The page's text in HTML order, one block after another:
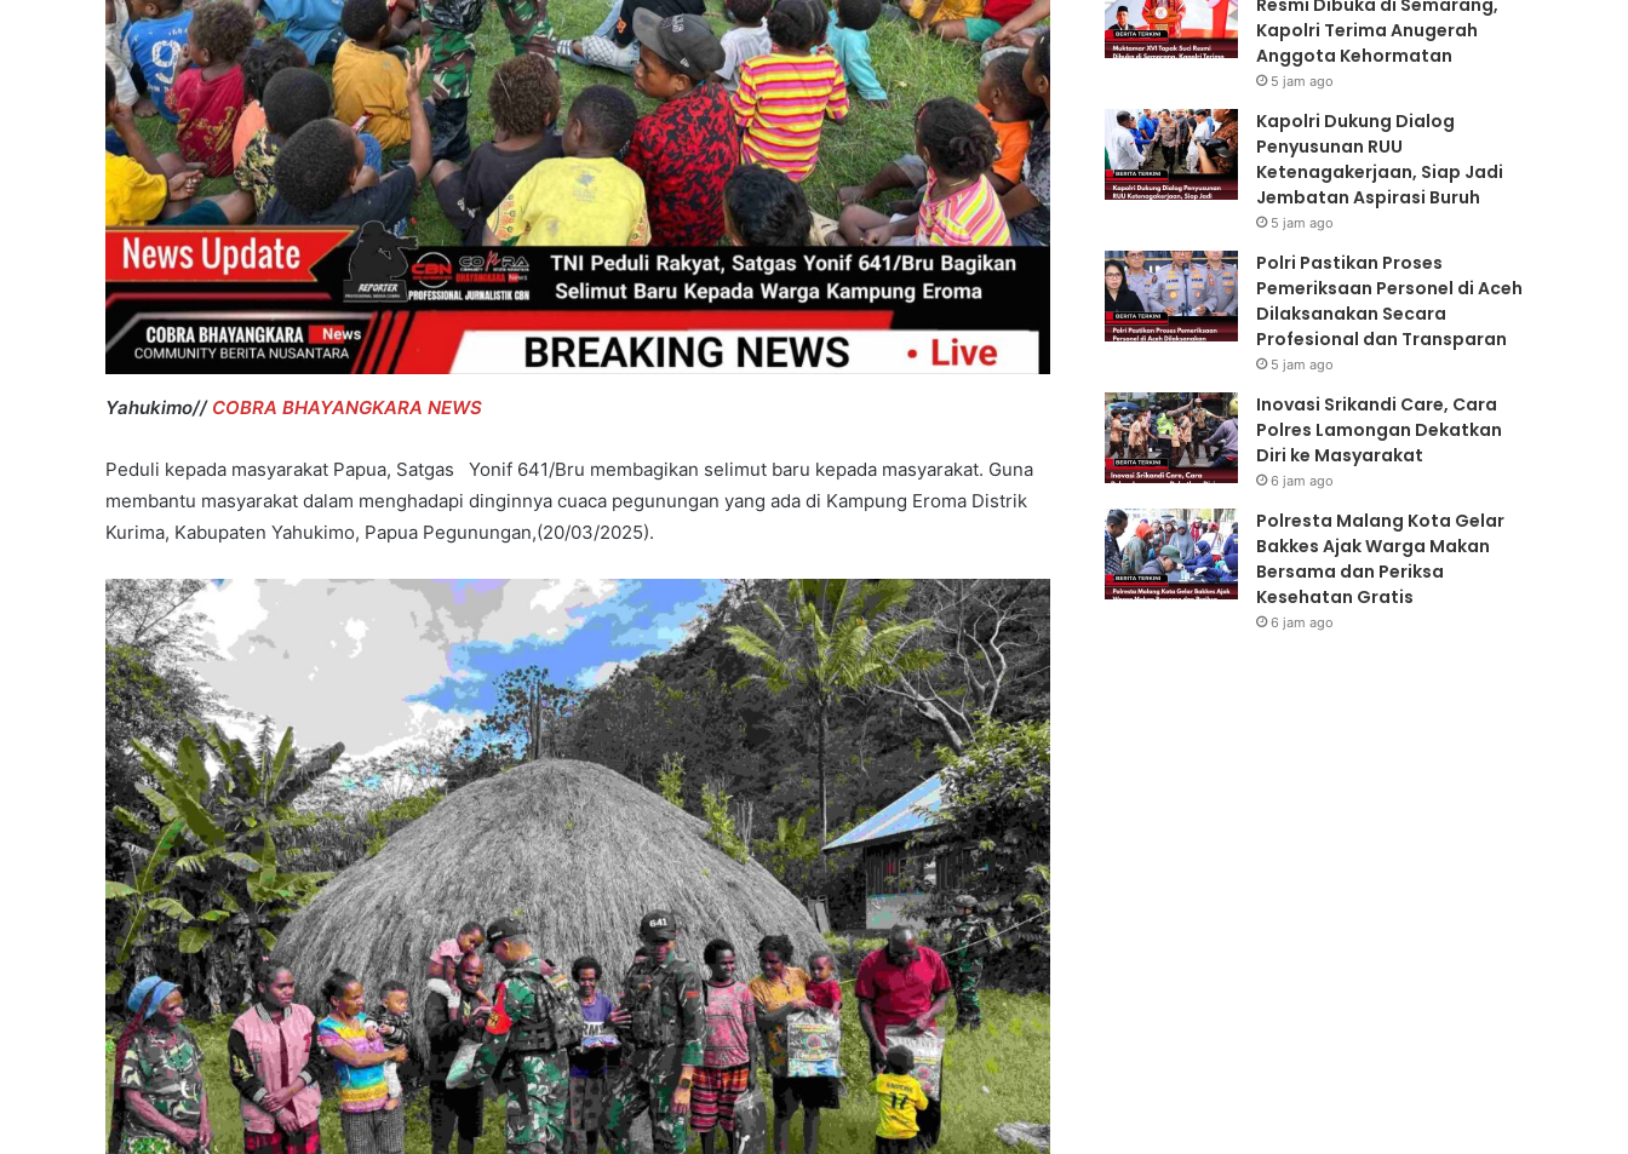
Yahukimo// COBRA BHAYANGKARA NEWS
Peduli kepada masyarakat Papua, Satgas Yonif 641/Bru membagikan selimut baru kepada masyarakat. Guna
membantu masyarakat dalam menghadapi dinginnya cuaca pegunungan yang ada di Kampung Eroma Distrik
Kurima, Kabupaten Yahukimo, Papua Pegunungan,(20/03/2025).
Resmi Dibuka di Semarang,
Kapolri Terima Anugerah
Anggota Kehormatan
5 jam ago
Kapolri Dukung Dialog
Penyusunan RUU
Ketenagakerjaan, Siap Jadi
Jembatan Aspirasi Buruh
5 jam ago
Polri Pastikan Proses
Pemeriksaan Personel di Aceh
Dilaksanakan Secara
Profesional dan Transparan
5 jam ago
Inovasi Srikandi Care, Cara
Polres Lamongan Dekatkan
Diri ke Masyarakat
6 jam ago
Polresta Malang Kota Gelar
Bakkes Ajak Warga Makan
Bersama dan Periksa
Kesehatan Gratis
6 jam ago